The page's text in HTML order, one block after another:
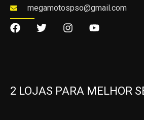
megamotospso@gmail.com
2 LOJAS PARA MELHOR